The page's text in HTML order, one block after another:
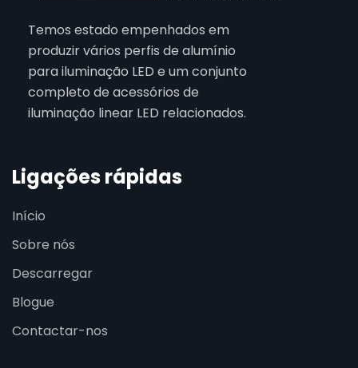
Temos estado empenhados em
produzir vários perfis de alumínio
para iluminação LED e um conjunto
completo de acessórios de
iluminação linear LED relacionados.
Ligações rápidas
Início
Sobre nós
Descarregar
Blogue
Contactar-nos